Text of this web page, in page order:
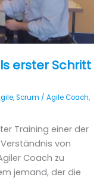
erster Schritt
,Scrum / Agile Coach,
Training einer der
von
Coach zu
jemand, der die